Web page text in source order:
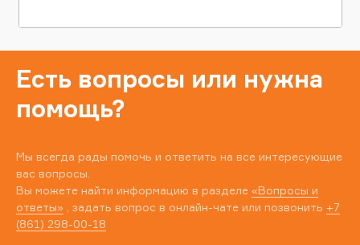
Есть вопросы или нужна
помощь?
Мы всегда рады помочь и ответить на все интересующие
вас вопросы.
Вы можете найти информацию в разделе «Вопросы и
ответы» , задать вопрос в онлайн-чате или позвонить +7
(861) 298-00-18